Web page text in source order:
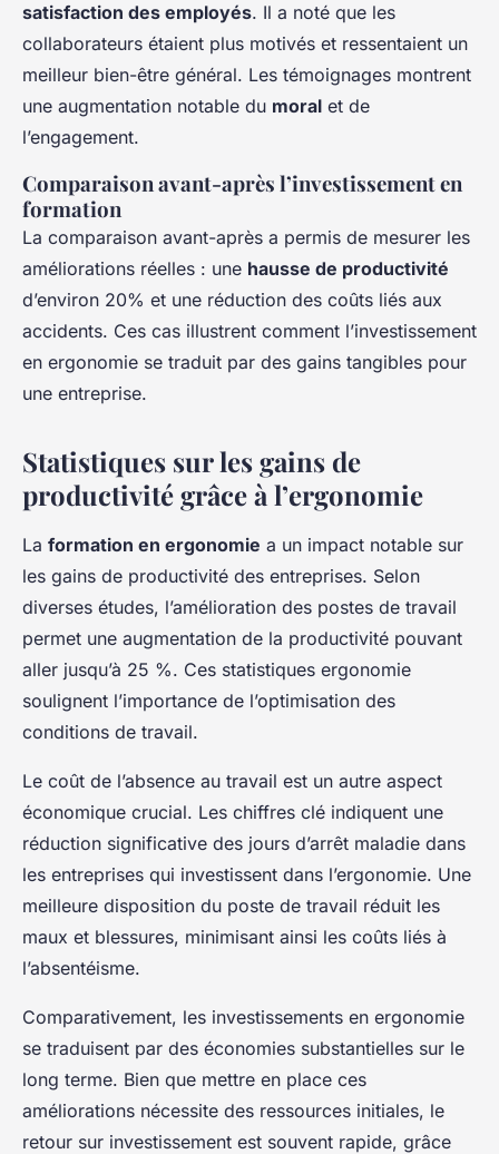
satisfaction des employés. Il a noté que les
collaborateurs étaient plus motivés et ressentaient un
meilleur bien-être général. Les témoignages montrent
une augmentation notable du moral et de
l’engagement.
Comparaison avant-après l’investissement en
formation
La comparaison avant-après a permis de mesurer les
améliorations réelles : une hausse de productivité
d’environ 20% et une réduction des coûts liés aux
accidents. Ces cas illustrent comment l’investissement
en ergonomie se traduit par des gains tangibles pour
une entreprise.
Statistiques sur les gains de
productivité grâce à l’ergonomie
La formation en ergonomie a un impact notable sur
les gains de productivité des entreprises. Selon
diverses études, l’amélioration des postes de travail
permet une augmentation de la productivité pouvant
aller jusqu’à 25 %. Ces statistiques ergonomie
soulignent l’importance de l’optimisation des
conditions de travail.
Le coût de l’absence au travail est un autre aspect
économique crucial. Les chiffres clé indiquent une
réduction significative des jours d’arrêt maladie dans
les entreprises qui investissent dans l’ergonomie. Une
meilleure disposition du poste de travail réduit les
maux et blessures, minimisant ainsi les coûts liés à
l’absentéisme.
Comparativement, les investissements en ergonomie
se traduisent par des économies substantielles sur le
long terme. Bien que mettre en place ces
améliorations nécessite des ressources initiales, le
retour sur investissement est souvent rapide, grâce